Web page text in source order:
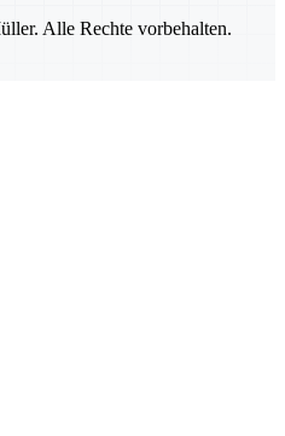
Alle Rechte vorbehalten.